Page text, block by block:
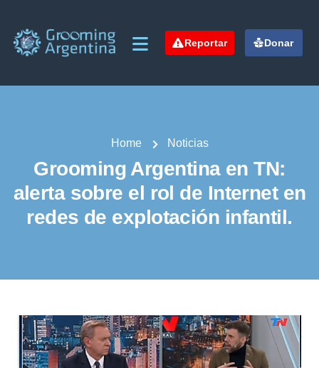
Reportar Donar
Home Noticias
Grooming Argentina en TN:
alerta sobre el rol de Internet en
redes de explotación infantil.